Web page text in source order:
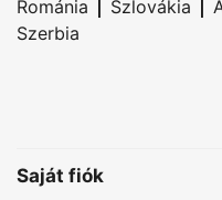
Románia Szlovákia
Szerbia
Saját fiók